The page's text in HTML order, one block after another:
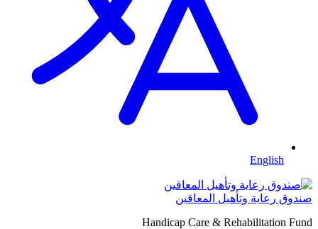
English
صندوق رعاية وتأهيل المعاقين
Handicap Care & Rehabilitation Fund